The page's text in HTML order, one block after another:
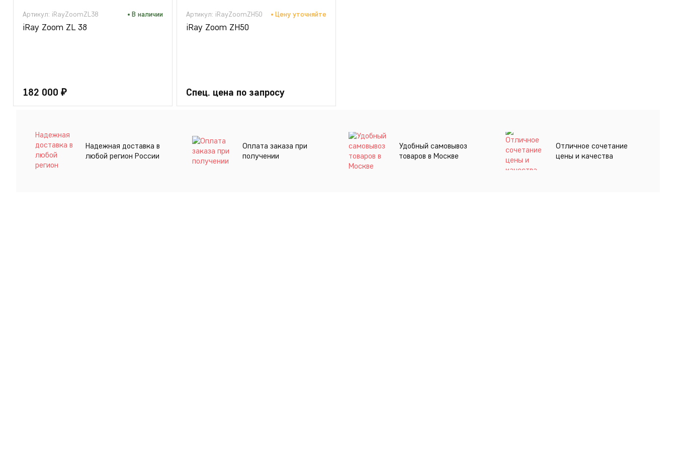
Артикул: iRayZoomZL38 В наличии
iRay Zoom ZL 38
182 000 ₽
Артикул: iRayZoomZH50 Цену уточняйте
iRay Zoom ZH50
Спец. цена по запросу
Надежная доставка в
любой регион России
Оплата заказа при
получении
Удобный самовывоз
товаров в Москве
Отличное сочетание
цены и качества